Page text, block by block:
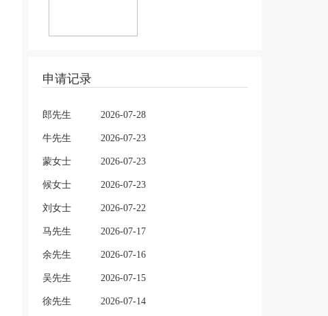
申请记录
郎先生 2026-07-28
牛先生 2026-07-23
蒙女士 2026-07-23
候女士 2026-07-23
刘女士 2026-07-22
马先生 2026-07-17
余先生 2026-07-16
吴先生 2026-07-15
徐先生 2026-07-14